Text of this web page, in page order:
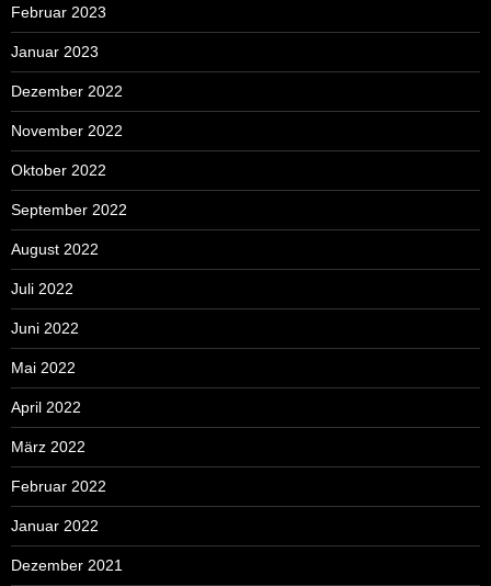
Februar 2023
Januar 2023
Dezember 2022
November 2022
Oktober 2022
September 2022
August 2022
Juli 2022
Juni 2022
Mai 2022
April 2022
März 2022
Februar 2022
Januar 2022
Dezember 2021